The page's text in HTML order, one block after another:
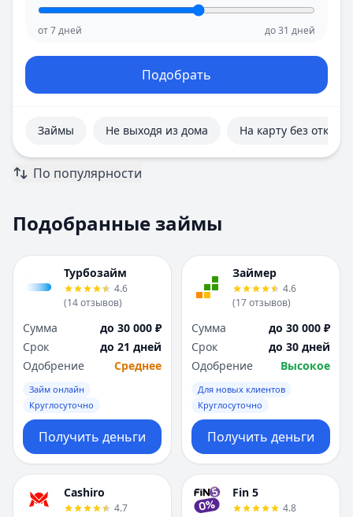
Киров
Краснодар
Красноярск
Л
Новокузнецк
Новосибирск
О
Оренбург
Пенза
Пермь
Р
Ростов-на-Дону
Рязань
С
Самара
Санкт-Петербург
Киров
Краснодар
Красноярск
Л
М
Новокузнецк
Новосибирск
О
Оренбург
Пенза
Пермь
Р
Ростов-на-Дону
Рязань
С
Самара
Санкт-Петербург
от7дней до31 дней
Подобрать
Займы Не выходя из дома На карту без отказа
По популярности
Подобранные займы
Турбозайм
4.6
(14отзывов)
Сумма
до 30 000 ₽
Срок
до 21 дней
Одобрение
Среднее
Займ онлайн
Круглосуточно
Получить деньги
Займер
4.6
(17отзывов)
Сумма
до 30 000 ₽
Срок
до 30 дней
Одобрение
Высокое
Для новых клиентов
Круглосуточно
Получить деньги
Cashiro
4.7
Fin 5
4.8